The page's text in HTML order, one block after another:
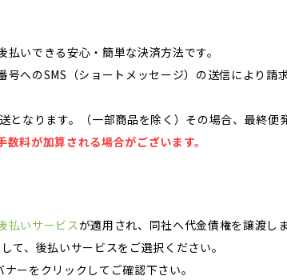
いできる安心・簡単な決済方法です。
へのSMS（ショートメッセージ）の送信により請
なります。（一部商品を除く）その場合、最終便
料が加算される場合がございます。
払いサービスが適用され、同社へ代金債権を譲渡し
て、後払いサービスをご選択ください。
ーをクリックしてご確認下さい。